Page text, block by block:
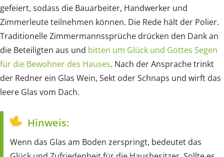
gefeiert, sodass die Bauarbeiter, Handwerker und
Zimmerleute teilnehmen können. Die Rede hält der Polier.
Traditionelle Zimmermannssprüche drücken den Dank an
die Beteiligten aus und bitten um Glück und Gottes Segen
für die Bewohner des Hauses. Nach der Ansprache trinkt
der Redner ein Glas Wein, Sekt oder Schnaps und wirft das
leere Glas vom Dach.
Hinweis:
Wenn das Glas am Boden zerspringt, bedeutet das